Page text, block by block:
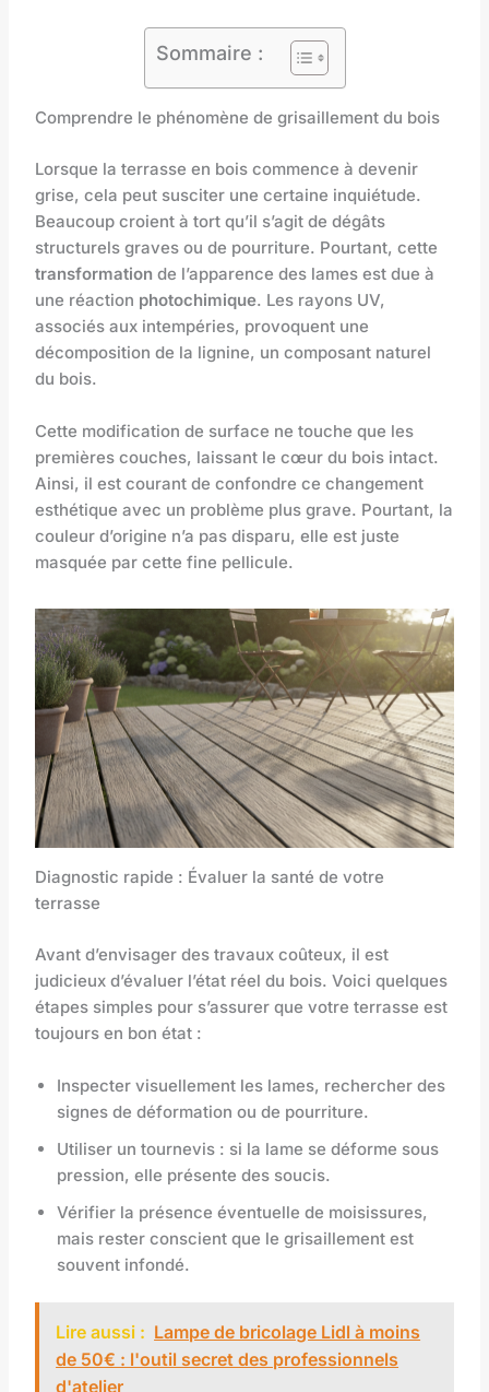
Sommaire :
Comprendre le phénomène de grisaillement du bois
Lorsque la terrasse en bois commence à devenir
grise, cela peut susciter une certaine inquiétude.
Beaucoup croient à tort qu’il s’agit de dégâts
structurels graves ou de pourriture. Pourtant, cette
transformation de l’apparence des lames est due à
une réaction photochimique. Les rayons UV,
associés aux intempéries, provoquent une
décomposition de la lignine, un composant naturel
du bois.
Cette modification de surface ne touche que les
premières couches, laissant le cœur du bois intact.
Ainsi, il est courant de confondre ce changement
esthétique avec un problème plus grave. Pourtant, la
couleur d’origine n’a pas disparu, elle est juste
masquée par cette fine pellicule.
Diagnostic rapide : Évaluer la santé de votre
terrasse
Avant d’envisager des travaux coûteux, il est
judicieux d’évaluer l’état réel du bois. Voici quelques
étapes simples pour s’assurer que votre terrasse est
toujours en bon état :
Inspecter visuellement les lames, rechercher des
signes de déformation ou de pourriture.
Utiliser un tournevis : si la lame se déforme sous
pression, elle présente des soucis.
Vérifier la présence éventuelle de moisissures,
mais rester conscient que le grisaillement est
souvent infondé.
Lire aussi : Lampe de bricolage Lidl à moins
de 50€ : l'outil secret des professionnels
d'atelier